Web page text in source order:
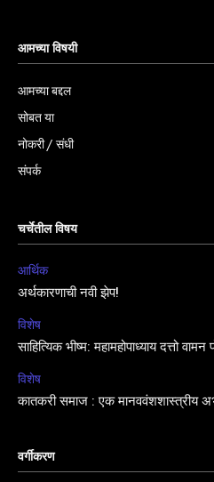
आमच्या विषयी
आमच्या बद्दल
सोबत या
नोकरी / संधी
संपर्क
चर्चेतील विषय
आर्थिक
अर्थकारणाची नवी झेप!
विशेष
साहित्यिक भीष्म: महामहोपाध्याय दत्तो वामन
विशेष
कातकरी समाज : एक मानववंशशास्त्रीय
वर्गीकरण